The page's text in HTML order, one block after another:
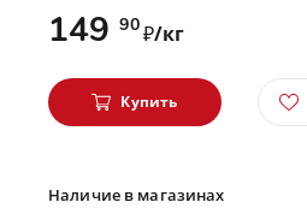
149 90₽/кг
Купить
Наличие в магазинах